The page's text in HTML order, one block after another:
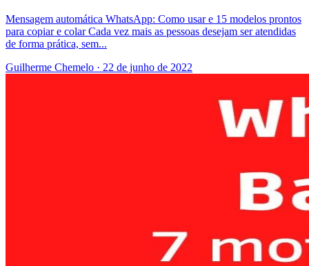
Mensagem automática WhatsApp: Como usar e 15 modelos prontos
para copiar e colar Cada vez mais as pessoas desejam ser atendidas
de forma prática, sem...
Guilherme Chemelo · 22 de junho de 2022